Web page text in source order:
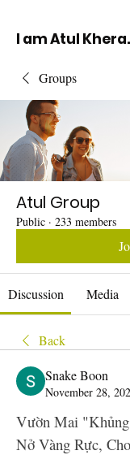
I am Atul Khera.
Groups
Atul Group
Public · 233 members
Discussion Media
Back
Snake Boon
November 28,
Vườn Mai
Nở Vàng Rực,